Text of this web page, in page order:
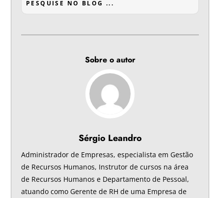
Sobre o autor
Sérgio Leandro
Administrador de Empresas, especialista em Gestão
de Recursos Humanos, Instrutor de cursos na área
de Recursos Humanos e Departamento de Pessoal,
atuando como Gerente de RH de uma Empresa de